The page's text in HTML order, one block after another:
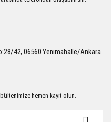
42, 06560 Yenimahalle/Ankara
hemen kayıt olun.